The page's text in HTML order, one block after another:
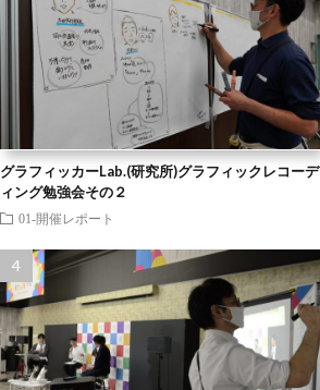
グラフィッカーLab.(研究所)グラフィックレコーデ
ィング勉強会その２
01-開催レポート